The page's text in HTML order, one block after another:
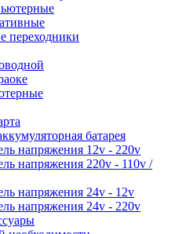
переходники
батарея
напряжения 12v - 220v
напряжения 220v - 110v /
напряжения 24v - 12v
напряжения 24v - 220v